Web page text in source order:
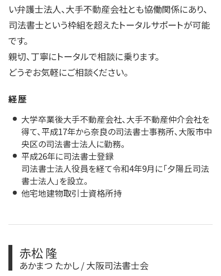
い弁護士法人、大手不動産会社とも協働関係にあり、
司法書士という枠組を超えたトータルサポートが可能
です。
親切、丁寧にトータルで相談に乗ります。
どうぞお気軽にご相談ください。
経歴
大学卒業後大手不動産会社、大手不動産仲介会社を
得て、平成17年から奈良の司法書士事務所、大阪市中
央区の司法書士法人に勤務。
平成26年に司法書士登録
司法書士法人役員を経て令和4年9月に「夕陽丘司法
書士法人」を設立。
他宅地建物取引士資格所持
赤松 隆
あかまつ たかし / 大阪司法書士会